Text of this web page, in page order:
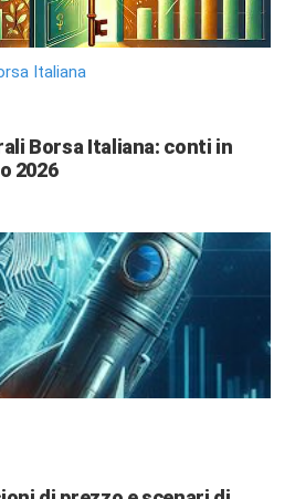
Italiana
Borsa Italiana: conti in
2026